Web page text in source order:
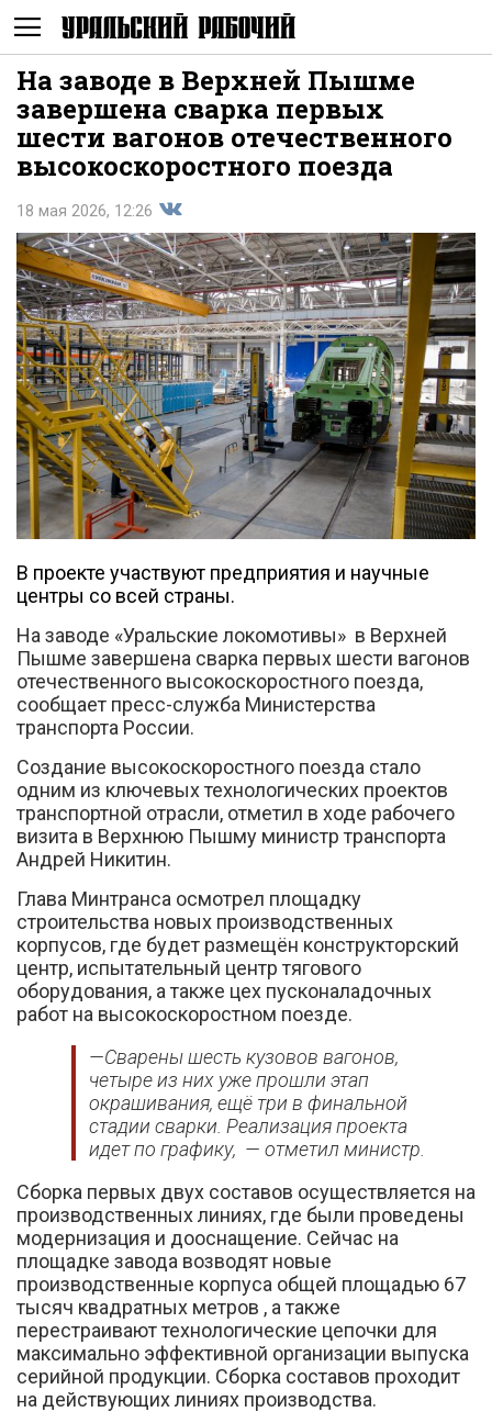
Не
показывать
На заводе в Верхней Пышме
завершена сварка первых
шести вагонов отечественного
высокоскоростного поезда
18 мая 2026, 12:26
Поделиться
во
Вконтакте
В проекте участвуют предприятия и научные
центры со всей страны.
На заводе «Уральские локомотивы» в Верхней
Пышме завершена сварка первых шести вагонов
отечественного высокоскоростного поезда,
сообщает пресс-служба Министерства
транспорта России.
Создание высокоскоростного поезда стало
одним из ключевых технологических проектов
транспортной отрасли, отметил в ходе рабочего
визита в Верхнюю Пышму министр транспорта
Андрей Никитин.
Глава Минтранса осмотрел площадку
строительства новых производственных
корпусов, где будет размещён конструкторский
центр, испытательный центр тягового
оборудования, а также цех пусконаладочных
работ на высокоскоростном поезде.
—Сварены шесть кузовов вагонов,
четыре из них уже прошли этап
окрашивания, ещё три в финальной
стадии сварки. Реализация проекта
идет по графику, — отметил министр.
Сборка первых двух составов осуществляется на
производственных линиях, где были проведены
модернизация и дооснащение. Сейчас на
площадке завода возводят новые
производственные корпуса общей площадью 67
тысяч квадратных метров , а также
перестраивают технологические цепочки для
максимально эффективной организации выпуска
серийной продукции. Сборка составов проходит
на действующих линиях производства.